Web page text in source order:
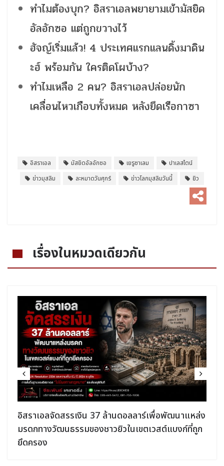
ทำไมต้องบุก? อิสราเอลพยายามเข้ามัสยิด
อัลอักซอ แต่ถูกขวางไว้
ฮัจญ์เริ่มแล้ว! 4 ประเทศแรกแลนดิ้งมาดิน
ะฮ์ พร้อมกัน ใครติดโผบ้าง?
ทำไมเหลือ 2 คน? อิสราเอลปล่อยนัก
เคลื่อนไหวเกือบทั้งหมด หลังยึดเรือกาซา
อิสราเอล มัสยิดอัลอักซอ เยรูซาเลม
ปาเลสไตน์
ข่าวมุสลิม
ละหมาดวันศุกร์ ข่าวโลกมุสลิมวันนี้ ยิว
เรื่องในหมวดเดียวกัน
อิสราเอลจัดสรรเงิน 37 ล้านดอลลาร์เพื่อพัฒนาแหล่ง
มรดกทางวัฒนธรรมของชาวยิวในเขตเวสต์แบงก์ที่ถูก
ยึดครอง